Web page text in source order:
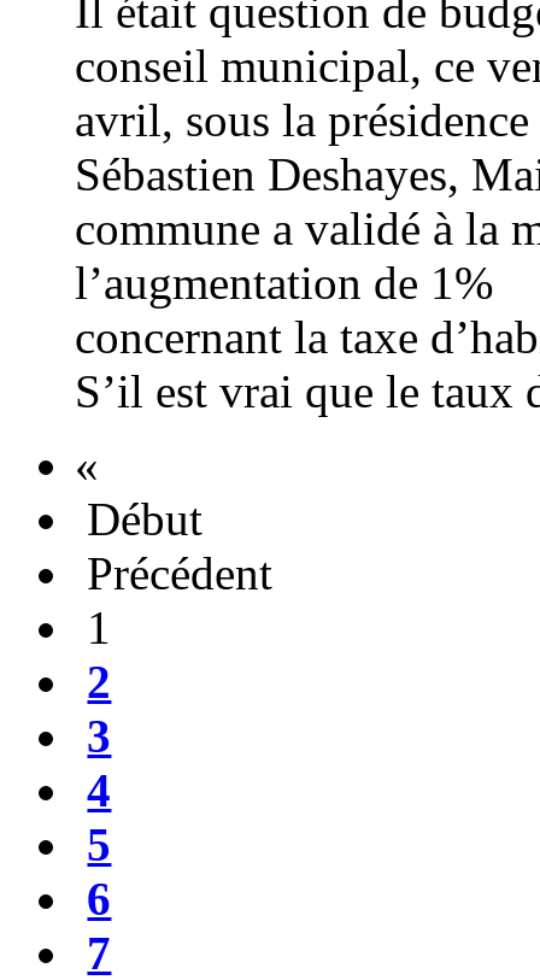
Il était question de
conseil municipal, ce
avril, sous la présidence
Sébastien Deshayes,
commune a validé à la
l’augmentation de 1%
concernant la taxe
S’il est vrai que le taux
«
Début
Précédent
1
2
3
4
5
6
7